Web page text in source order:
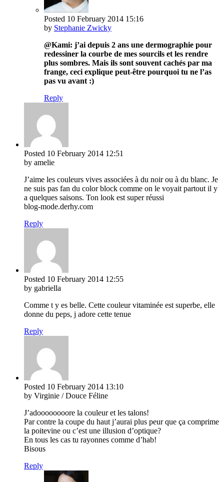
Posted 10 February 2014 15:16
by Stephanie Zwicky
@Kami: j’ai depuis 2 ans une dermographie pour
redessiner la courbe de mes sourcils et les rendre
plus sombres. Mais ils sont souvent cachés par ma
frange, ceci explique peut-être pourquoi tu ne l’as
pas vu avant :)
Reply
Posted 10 February 2014 12:51
by amelie
J’aime les couleurs vives associées à du noir ou à du blanc. Je
ne suis pas fan du color block comme on le voyait partout il y
a quelques saisons. Ton look est super réussi
blog-mode.derhy.com
Reply
Posted 10 February 2014 12:55
by gabriella
Comme t y es belle. Cette couleur vitaminée est superbe, elle
donne du peps, j adore cette tenue
Reply
Posted 10 February 2014 13:10
by Virginie / Douce Féline
J’adoooooooore la couleur et les talons!
Par contre la coupe du haut j’aurai plus peur que ça comprime
la poitevine ou c’est une illusion d’optique?
En tous les cas tu rayonnes comme d’hab!
Bisous
Reply